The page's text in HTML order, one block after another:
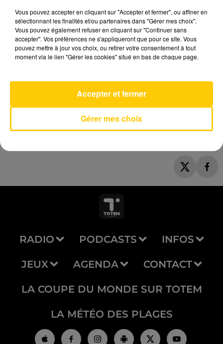
COLDPLAY
RADIO PODCASTS INFOS
JEUX AGENDA CONTACT
LA COUPE DU MONDE SUR TOTEM
LA MÉTÉO DES PLAGES
Vous pouvez accepter en cliquant sur "Accepter et fermer", ou affiner en
sélectionnant les finalités et/ou partenaires dans "Gérer mes choix".
Vous pouvez également refuser en cliquant sur "Continuer sans
accepter". Vos préférences ne s'appliqueront que pour ce site. Vous
pouvez mettre à jour vos choix, ou retirer votre consentement à tout
moment via le lien "Gérer les cookies" situé en bas de chaque page.
Gérer mes choix
Accepter et fermer